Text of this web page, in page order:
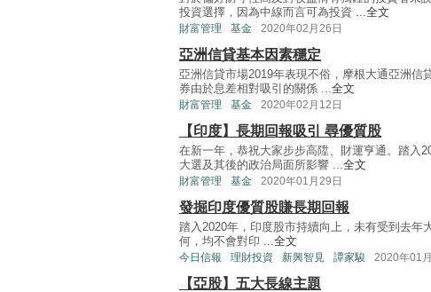
投資選擇，因為中線而言可為投資 ...全文
財富管理 基金 2020年02月26日
亞洲信貸基本因素穩定
亞洲信貸市場2019年表現不俗，摩根大通亞洲信
券由於息差相對吸引的關係 ...全文
財富管理 基金 2020年02月12日
【印度】長期回報吸引 尋優質股
在新一年，恭祝大家步步高陞、財運亨通。踏入
大選及其後的政治局面所影響 ...全文
財富管理 基金 2020年01月29日
發掘印度優質股賺長期回報
踏入2020年，印度股市持續向上，未有受到去年
何，均不會對印 ...全文
今日信報 理財投資 新興智見 譚家駿 2020年01
【亞股】五大長線主題